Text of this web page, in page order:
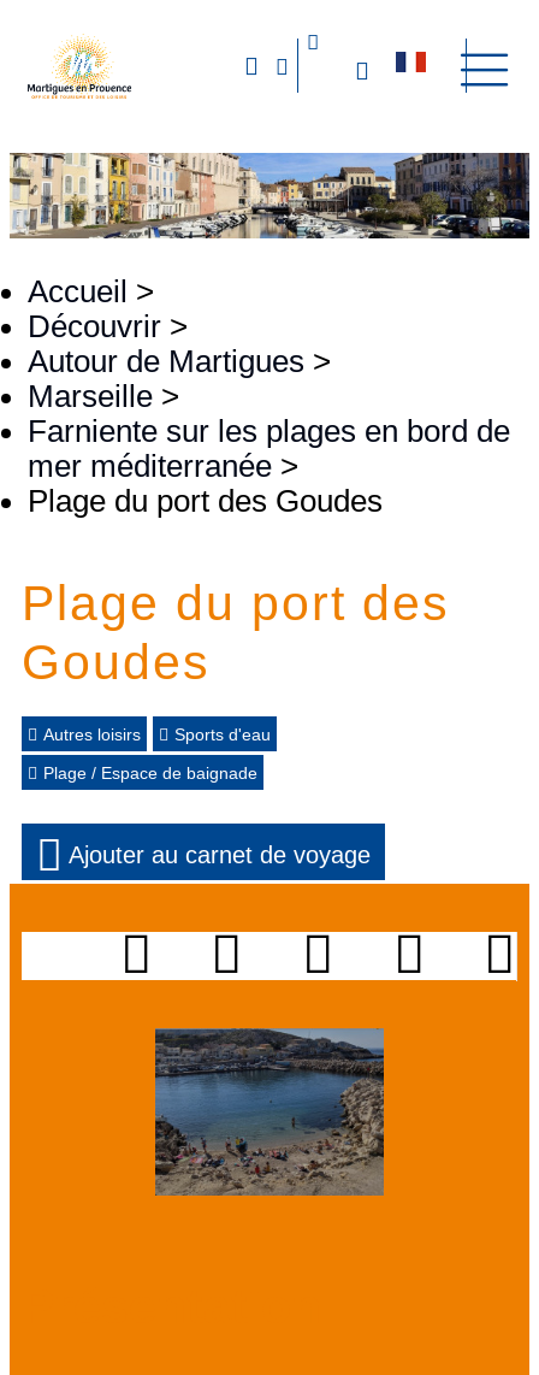
Accueil >
Découvrir >
Autour de Martigues >
Marseille >
Farniente sur les plages en bord de
mer méditerranée >
Plage du port des Goudes
Plage du port des
Goudes
Autres loisirs
Sports d'eau
Plage / Espace de baignade
Ajouter au carnet de voyage